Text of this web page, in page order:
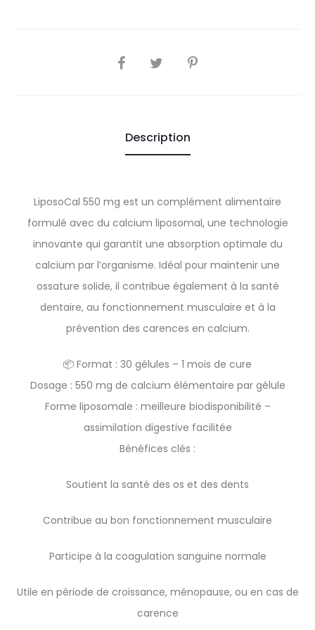
SHARE
Description
LiposoCal 550 mg est un complément alimentaire
formulé avec du calcium liposomal, une technologie
innovante qui garantit une absorption optimale du
calcium par l’organisme. Idéal pour maintenir une
ossature solide, il contribue également à la santé
dentaire, au fonctionnement musculaire et à la
prévention des carences en calcium.
📦 Format : 30 gélules – 1 mois de cure
Dosage : 550 mg de calcium élémentaire par gélule
Forme liposomale : meilleure biodisponibilité –
assimilation digestive facilitée
Bénéfices clés :
Soutient la santé des os et des dents
Contribue au bon fonctionnement musculaire
Participe à la coagulation sanguine normale
Utile en période de croissance, ménopause, ou en cas de
carence